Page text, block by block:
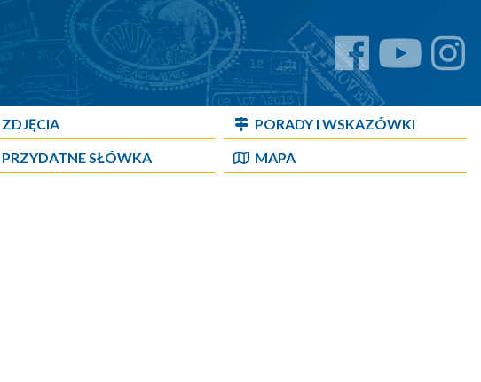
ZDJĘCIA
PORADY I WSKAZÓWKI
PRZYDATNE SŁÓWKA MAPA